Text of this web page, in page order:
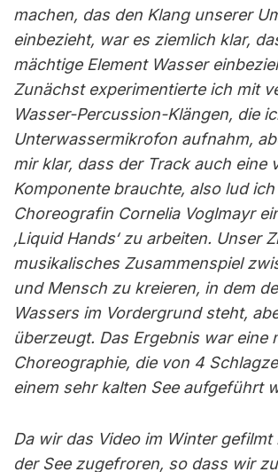
machen, das den Klang unserer
einbezieht, war es ziemlich klar,
mächtige Element Wasser
Zunächst experimentierte ich mit
Wasser-Percussion-Klängen, die
Unterwassermikrofon aufnahm,
mir klar, dass der Track auch eine
Komponente brauchte, also lud ich
Choreografin Cornelia Voglmayr
‚Liquid Hands‘ zu arbeiten. Unser
musikalisches Zusammenspiel
und Mensch zu kreieren, in dem
Wassers im Vordergrund steht,
überzeugt. Das Ergebnis war eine
Choreographie, die von 4
einem sehr kalten See aufgeführt
Da wir das Video im Winter gefilmt
der See zugefroren, so dass wir